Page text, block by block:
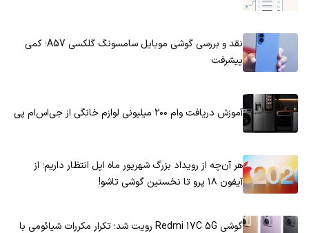
نقد و بررسی گوشی موبایل سامسونگ گلکسی A57؛ کمی
پیشرفت
آموزش دریافت وام ۲۰۰ میلیونی لوازم خانگی از جی‌اس‌ام پی
هر آن‌چه از رویداد بزرگ شهریور ماه اپل انتظار داریم؛ از
آیفون ۱۸ پرو تا نخستین گوشی تاشو!
گوشی Redmi 17C 5G رویت شد؛ تکرار مکررات شیائومی با